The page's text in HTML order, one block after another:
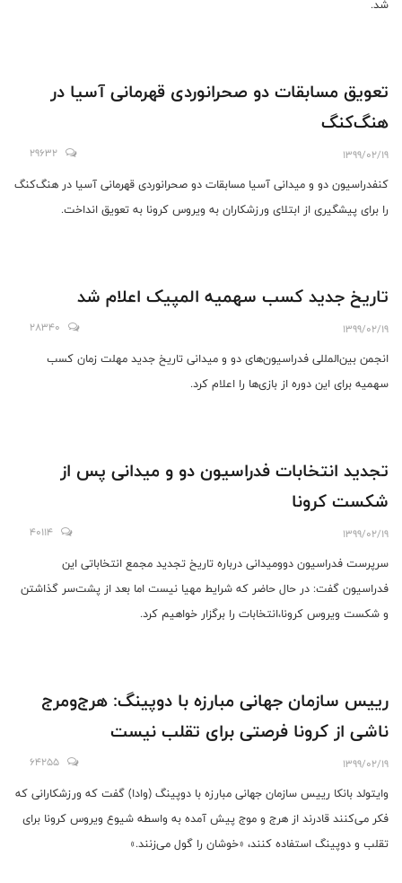
شد.
تعویق مسابقات دو صحرانوردی قهرمانی آسیا در
هنگ‌کنگ
1399/02/19
29632
کنفدراسیون دو و میدانی آسیا مسابقات دو صحرانوردی قهرمانی آسیا در هنگ‌کنگ
را برای پیشگیری از ابتلای ورزشکاران به ویروس کرونا به تعویق انداخت.
تاریخ جدید کسب سهمیه المپیک اعلام شد
1399/02/19
28340
انجمن بین‌المللی فدراسیون‌های دو و میدانی تاریخ جدید مهلت زمان کسب
سهمیه برای این دوره از بازی‌ها را اعلام کرد.
تجدید انتخابات فدراسیون دو و میدانی پس از
شکست کرونا
1399/02/19
40114
سرپرست فدراسیون دوومیدانی درباره تاریخ تجدید مجمع انتخاباتی این
فدراسیون گفت: در حال حاضر که شرایط مهیا نیست اما بعد از پشت‌سر گذاشتن
و شکست ویروس کرونا،انتخابات را برگزار خواهیم کرد.
رییس سازمان جهانی مبارزه با دوپینگ: هرج‌ومرج
ناشی از کرونا فرصتی برای تقلب نیست
1399/02/19
64255
وایتولد بانکا رییس سازمان جهانی مبارزه با دوپینگ (وادا) گفت که ورزشکارانی که
فکر می‌کنند قادرند از هرج و موج پیش آمده به واسطه شیوع ویروس کرونا برای
تقلب و دوپینگ استفاده کنند، «خوشان را گول می‌زنند.»